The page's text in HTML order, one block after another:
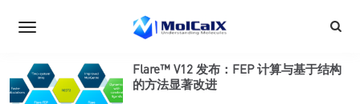
Flare™ V12 发布：FEP 计算与基于结构
的方法显著改进